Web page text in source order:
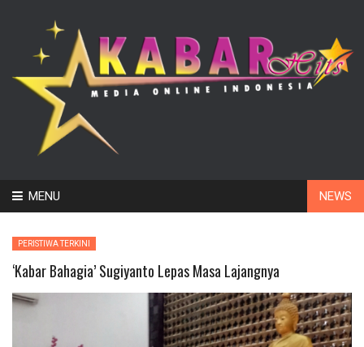
MENU NEWS
PERISTIWA TERKINI
‘Kabar Bahagia’ Sugiyanto Lepas Masa Lajangnya